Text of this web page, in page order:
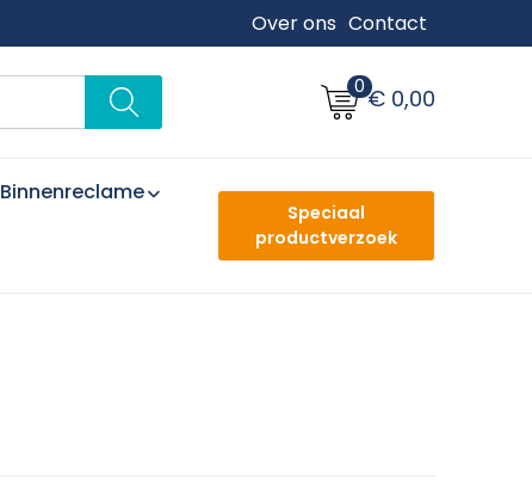
Over ons Contact
0€ 0,00
Binnenreclame
Speciaal
productverzoek